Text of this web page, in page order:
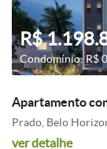
R$
Condomínio: R$
Apartamento
Prado, Belo
ver detalhe